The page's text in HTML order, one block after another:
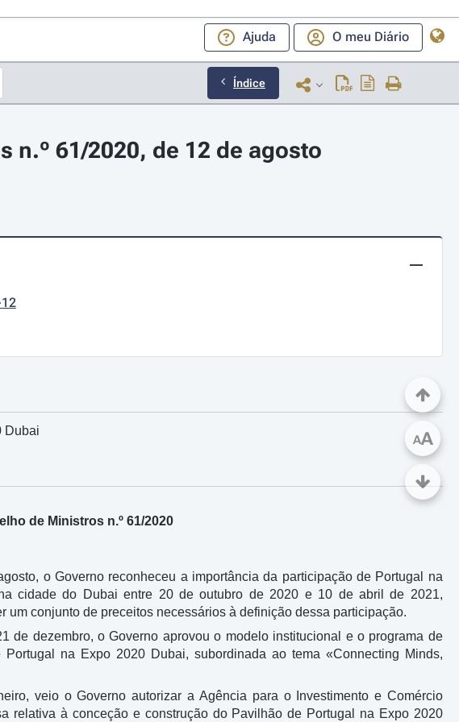
Ajuda O meu Diário
Índice
n.º 61/2020, de 12 de agosto
Dubai
de Ministros n.º 61/2020
o Governo reconheceu a importância da participação de Portugal na
cidade do Dubai entre 20 de outubro de 2020 e 10 de abril de 2021,
conjunto de preceitos necessários à definição dessa participação.
de dezembro, o Governo aprovou o modelo institucional e o programa de
na Expo 2020 Dubai, subordinada ao tema «Connecting Minds,
veio o Governo autorizar a Agência para o Investimento e Comércio
relativa à conceção e construção do Pavilhão de Portugal na Expo 2020
AA